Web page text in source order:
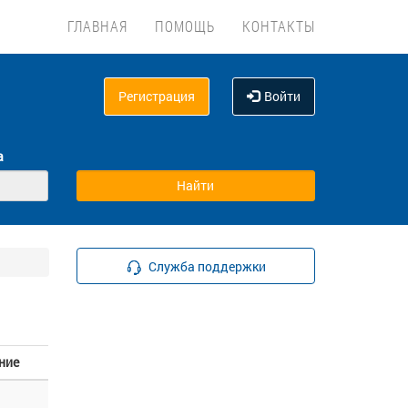
ГЛАВНАЯ ПОМОЩЬ КОНТАКТЫ
Регистрация Войти
Служба поддержки